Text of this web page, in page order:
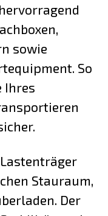
sowie
So
Ihres
Stauraum,
Der